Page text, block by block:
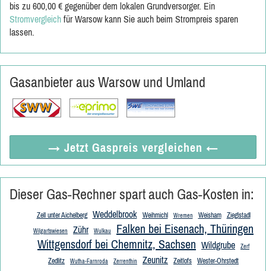
bis zu 600,00 € gegenüber dem lokalen Grundversorger. Ein
Stromvergleich für Warsow kann Sie auch beim Strompreis sparen
lassen.
Gasanbieter aus Warsow und Umland
→ Jetzt Gaspreis vergleichen ←
Dieser Gas-Rechner spart auch Gas-Kosten in:
Zell unter Aichelberg Weddelbrook Weihmichl Wremen Weisham Zieglstadl
Wilgartswiesen Zühr Wulkau
Falken bei Eisenach, Thüringen
Wittgensdorf bei Chemnitz, Sachsen Wildgrube Zerf
Zedlitz Wutha-Farnroda Zerrenthin Zeunitz Zeitlofs Wester-Ohrstedt